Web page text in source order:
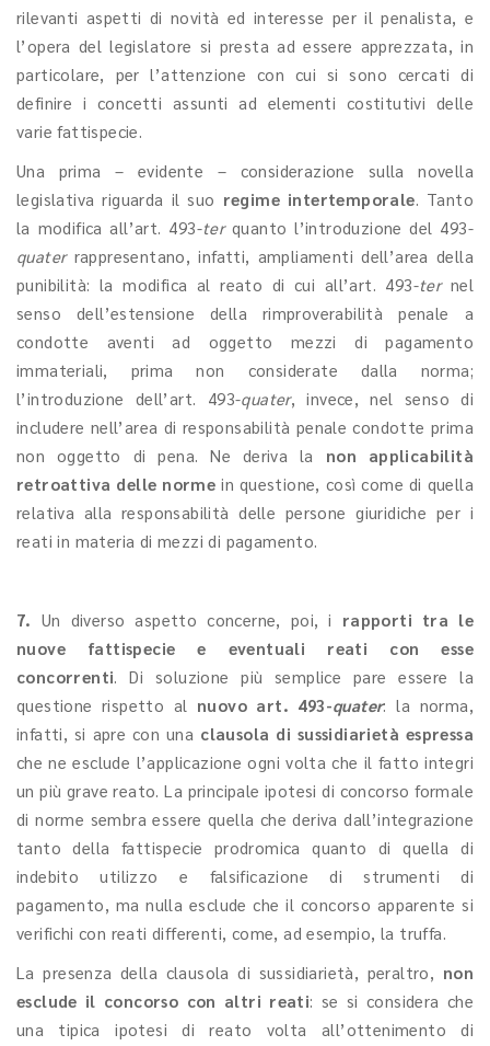
rilevanti aspetti di novità ed interesse per il penalista, e
l’opera del legislatore si presta ad essere apprezzata, in
particolare, per l’attenzione con cui si sono cercati di
definire i concetti assunti ad elementi costitutivi delle
varie fattispecie.
Una prima – evidente – considerazione sulla novella
legislativa riguarda il suo regime intertemporale. Tanto
la modifica all’art. 493-ter quanto l’introduzione del 493-
quaterrappresentano, infatti, ampliamenti dell’area della
punibilità: la modifica al reato di cui all’art. 493-ter nel
senso dell’estensione della rimproverabilità penale a
condotte aventi ad oggetto mezzi di pagamento
immateriali, prima non considerate dalla norma;
l’introduzione dell’art. 493-quater, invece, nel senso di
includere nell’area di responsabilità penale condotte prima
non oggetto di pena. Ne deriva la non applicabilità
retroattiva delle norme in questione, così come di quella
relativa alla responsabilità delle persone giuridiche per i
reati in materia di mezzi di pagamento.
7. Un diverso aspetto concerne, poi, i rapporti tra le
nuove fattispecie e eventuali reati con esse
concorrenti. Di soluzione più semplice pare essere la
questione rispetto al nuovo art. 493-quater: la norma,
infatti, si apre con una clausola di sussidiarietà espressa
che ne esclude l’applicazione ogni volta che il fatto integri
un più grave reato. La principale ipotesi di concorso formale
di norme sembra essere quella che deriva dall’integrazione
tanto della fattispecie prodromica quanto di quella di
indebito utilizzo e falsificazione di strumenti di
pagamento, ma nulla esclude che il concorso apparente si
verifichi con reati differenti, come, ad esempio, la truffa.
La presenza della clausola di sussidiarietà, peraltro, non
esclude il concorso con altri reati: se si considera che
una tipica ipotesi di reato volta all’ottenimento di